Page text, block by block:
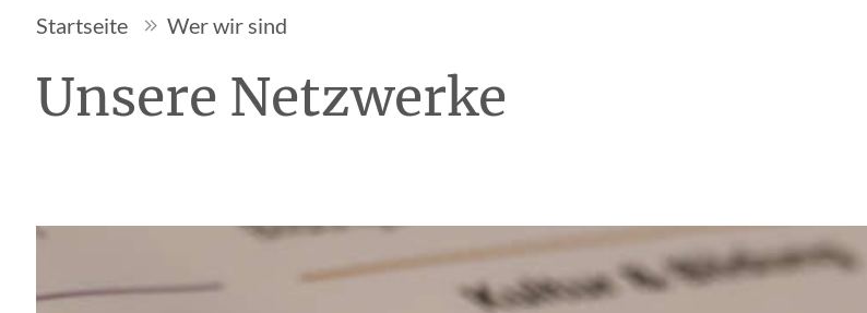
Startseite Wer wir sind
Unsere Netzwerke